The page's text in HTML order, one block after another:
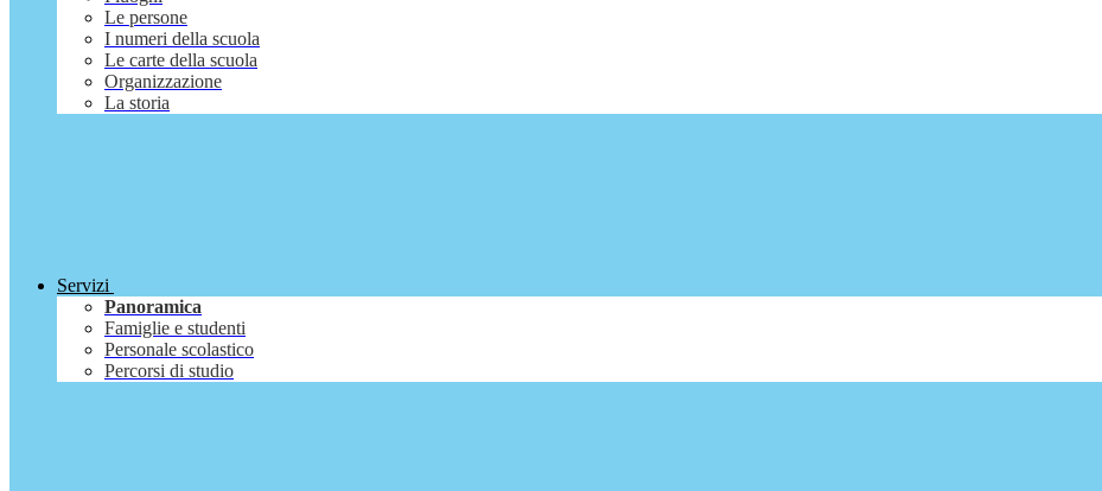
Le persone
I numeri della scuola
Le carte della scuola
Organizzazione
La storia
Servizi
Panoramica
Famiglie e studenti
Personale scolastico
Percorsi di studio